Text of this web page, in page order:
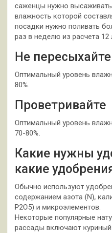
саженцы нужно
влажность которой
посадки нужно поливать
раз в неделю из расчета
Не
Оптимальный уровень
80%.
Проветривайте
Оптимальный уровень
70-80%.
Какие нужны
какие
Обычно используют
содержанием азота (N),
P2O5) и микроэлементов.
Некоторые популярные
рассады включают